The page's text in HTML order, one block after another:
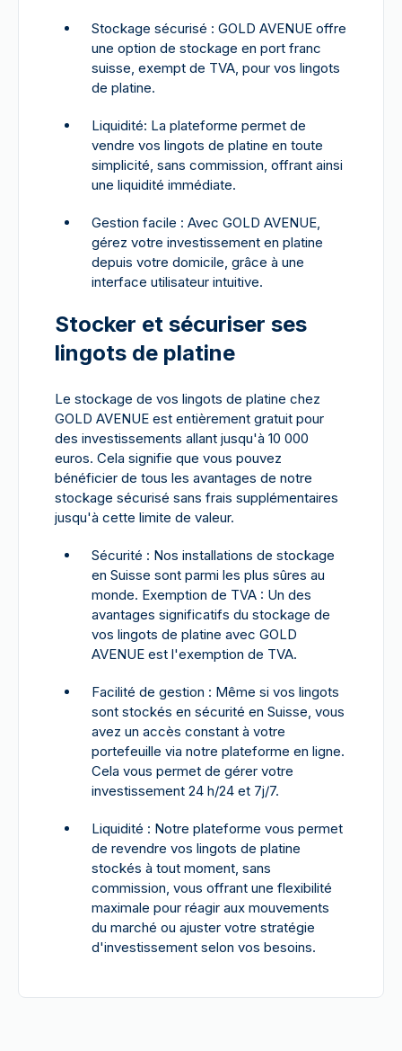
Stockage sécurisé : GOLD AVENUE offre
une option de stockage en port franc
suisse, exempt de TVA, pour vos lingots
de platine.
Liquidité: La plateforme permet de
vendre vos lingots de platine en toute
simplicité, sans commission, offrant ainsi
une liquidité immédiate.
Gestion facile : Avec GOLD AVENUE,
gérez votre investissement en platine
depuis votre domicile, grâce à une
interface utilisateur intuitive.
Stocker et sécuriser ses
lingots de platine
Le stockage de vos lingots de platine chez
GOLD AVENUE est entièrement gratuit pour
des investissements allant jusqu'à 10 000
euros. Cela signifie que vous pouvez
bénéficier de tous les avantages de notre
stockage sécurisé sans frais supplémentaires
jusqu'à cette limite de valeur.
Sécurité : Nos installations de stockage
en Suisse sont parmi les plus sûres au
monde. Exemption de TVA : Un des
avantages significatifs du stockage de
vos lingots de platine avec GOLD
AVENUE est l'exemption de TVA.
Facilité de gestion : Même si vos lingots
sont stockés en sécurité en Suisse, vous
avez un accès constant à votre
portefeuille via notre plateforme en ligne.
Cela vous permet de gérer votre
investissement 24 h/24 et 7j/7.
Liquidité : Notre plateforme vous permet
de revendre vos lingots de platine
stockés à tout moment, sans
commission, vous offrant une flexibilité
maximale pour réagir aux mouvements
du marché ou ajuster votre stratégie
d'investissement selon vos besoins.